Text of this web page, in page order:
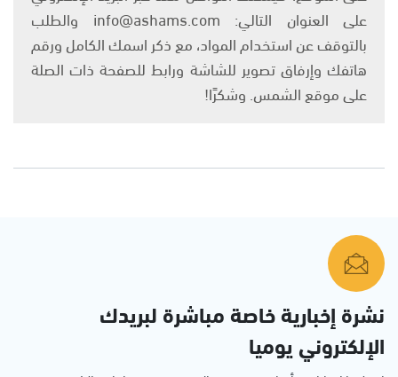
على العنوان التالي: info@ashams.com والطلب
بالتوقف عن استخدام المواد، مع ذكر اسمك الكامل ورقم
هاتفك وإرفاق تصوير للشاشة ورابط للصفحة ذات الصلة
على موقع الشمس. وشكرًا!
نشرة إخبارية خاصة مباشرة لبريدك
الإلكتروني يوميا